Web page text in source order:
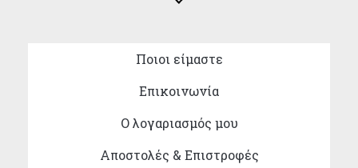
Ποιοι είμαστε
Επικοινωνία
Ο λογαριασμός μου
Αποστολές & Επιστροφές